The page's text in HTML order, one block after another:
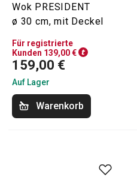
Wok PRESIDENT
ø 30 cm, mit Deckel
Für registrierte
Kunden 139,00 €
159,00 €
Auf Lager
Warenkorb